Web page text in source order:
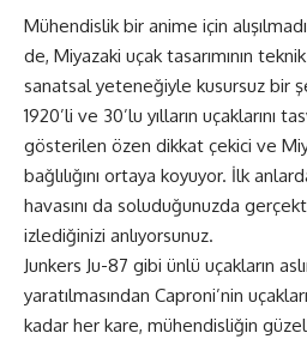
Mühendislik bir anime için
de, Miyazaki uçak tasarımının
sanatsal yeteneğiyle kusursuz bir
1920’li ve 30’lu yılların uçaklarını
gösterilen özen dikkat çekici ve
bağlılığını ortaya koyuyor. İlk
havasını da soluduğunuzda
izlediğinizi anlıyorsunuz.
Junkers Ju-87 gibi ünlü uçakların
yaratılmasından Caproni’nin
kadar her kare, mühendisliğin